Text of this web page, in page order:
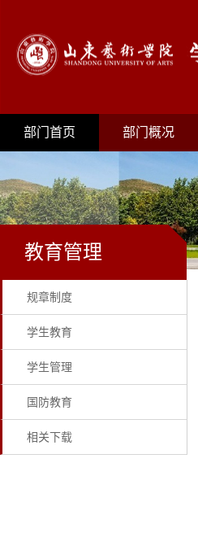
部门首页 部门概况
教育管理
规章制度
学生教育
学生管理
国防教育
相关下载